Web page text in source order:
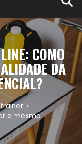
COMO
DA
a mesma